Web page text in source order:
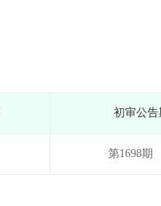
初审公告
第1698期